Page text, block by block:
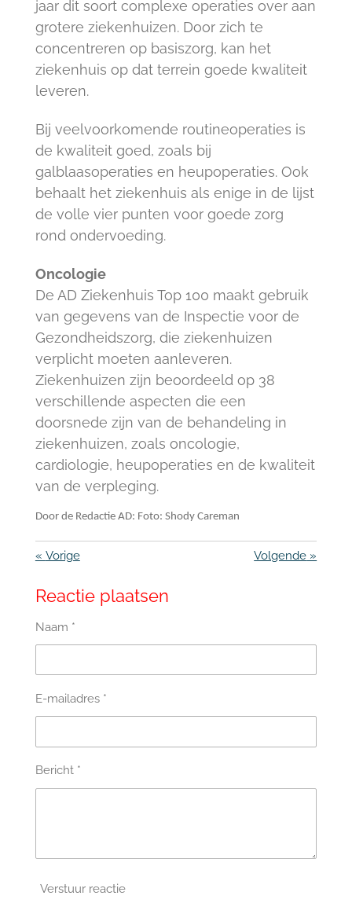
jaar dit soort complexe operaties over aan
grotere ziekenhuizen. Door zich te
concentreren op basiszorg, kan het
ziekenhuis op dat terrein goede kwaliteit
leveren.
Bij veelvoorkomende routineoperaties is
de kwaliteit goed, zoals bij
galblaasoperaties en heupoperaties. Ook
behaalt het ziekenhuis als enige in de lijst
de volle vier punten voor goede zorg
rond ondervoeding.
Oncologie
De AD Ziekenhuis Top 100 maakt gebruik
van gegevens van de Inspectie voor de
Gezondheidszorg, die ziekenhuizen
verplicht moeten aanleveren.
Ziekenhuizen zijn beoordeeld op 38
verschillende aspecten die een
doorsnede zijn van de behandeling in
ziekenhuizen, zoals oncologie,
cardiologie, heupoperaties en de kwaliteit
van de verpleging.
Door de Redactie AD: Foto: Shody Careman
« Vorige Volgende »
Reactie plaatsen
Naam *
E-mailadres *
Bericht *
Verstuur reactie